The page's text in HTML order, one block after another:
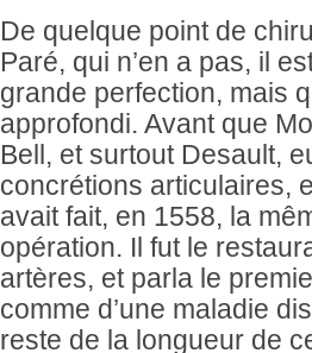
De quelque point de
Paré, qui n’en a pas, il
grande perfection, mais
approfondi. Avant que
Bell, et surtout Desault,
concrétions articulaires,
avait fait, en 1558, la
opération. Il fut le
artères, et parla le
comme d’une maladie
reste de la longueur de